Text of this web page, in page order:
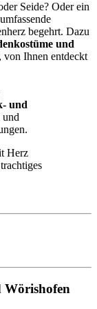
Seide? Oder ein
begehrt. Dazu
und
von Ihnen entdeckt
und
und
Herz
Wörishofen